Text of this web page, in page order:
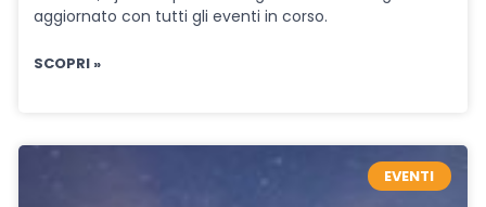
aggiornato con tutti gli eventi in corso.
SCOPRI »
EVENTI